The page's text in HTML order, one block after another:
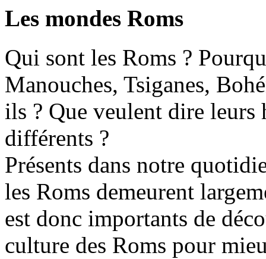
Les mondes Roms
Qui sont les Roms ?
Manouches, Tsiganes,
ils ? Que veulent dire
différents ?
Présents dans notre
les Roms demeurent
est donc importants de
culture des Roms pour